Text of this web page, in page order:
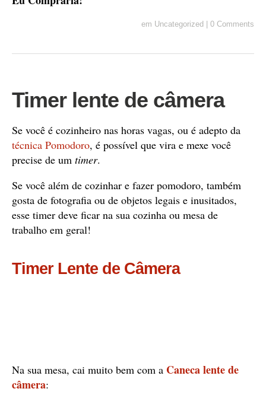
em Uncategorized 0 Comments
Timer lente de câmera
Se você é cozinheiro nas horas vagas, ou é adepto da
técnica Pomodoro, é possível que vira e mexe você
precise de um timer.
Se você além de cozinhar e fazer pomodoro, também
gosta de fotografia ou de objetos legais e inusitados,
esse timer deve ficar na sua cozinha ou mesa de
trabalho em geral!
Timer Lente de Câmera
Na sua mesa, cai muito bem com a Caneca lente de
câmera: